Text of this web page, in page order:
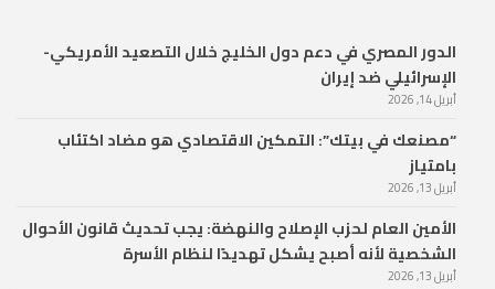
الدور المصري في دعم دول الخليج خلال التصعيد الأمريكي-
الإسرائيلي ضد إيران
أبريل 14, 2026
“مصنعك في بيتك”: التمكين الاقتصادي هو مضاد اكتئاب
بامتياز
أبريل 13, 2026
الأمين العام لحزب الإصلاح والنهضة: يجب تحديث قانون الأحوال
الشخصية لأنه أصبح يشكل تهديدًا لنظام الأسرة
أبريل 13, 2026